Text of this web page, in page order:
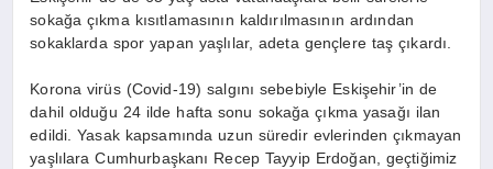
sokağa çıkma kısıtlamasının kaldırılmasının ardından
sokaklarda spor yapan yaşlılar, adeta gençlere taş çıkardı.
Korona virüs (Covid-19) salgını sebebiyle Eskişehir’in de
dahil olduğu 24 ilde hafta sonu sokağa çıkma yasağı ilan
edildi. Yasak kapsamında uzun süredir evlerinden çıkmayan
yaşlılara Cumhurbaşkanı Recep Tayyip Erdoğan, geçtiğimiz